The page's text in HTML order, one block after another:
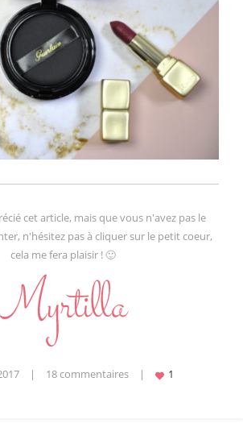
cet article, mais que vous n'avez pas le
n'hésitez pas à cliquer sur le petit coeur,
cela me fera plaisir ! 🙂
| 18 commentaires |